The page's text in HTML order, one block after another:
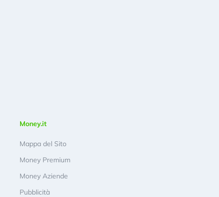
Money.it
Mappa del Sito
Money Premium
Money Aziende
Pubblicità